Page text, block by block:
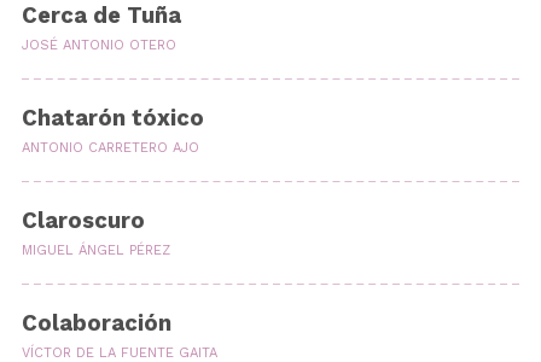
Cerca de Tuña
JOSÉ ANTONIO OTERO
Chatarón tóxico
ANTONIO CARRETERO AJO
Claroscuro
MIGUEL ÁNGEL PÉREZ
Colaboración
VÍCTOR DE LA FUENTE GAITA